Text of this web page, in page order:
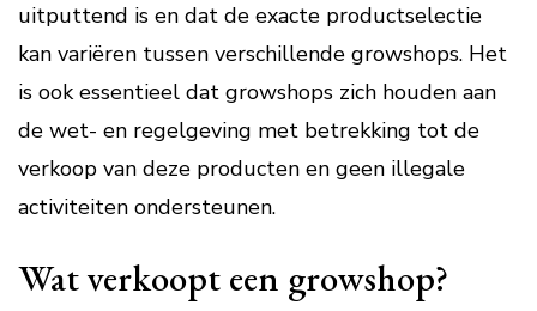
uitputtend is en dat de exacte productselectie
kan variëren tussen verschillende growshops. Het
is ook essentieel dat growshops zich houden aan
de wet- en regelgeving met betrekking tot de
verkoop van deze producten en geen illegale
activiteiten ondersteunen.
Wat verkoopt een growshop?